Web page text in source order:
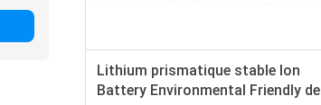
Lithium prismatique stable Ion
Battery Environmental Friendly de